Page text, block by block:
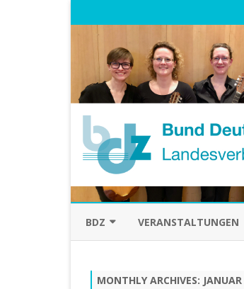
BDZ
VORSTAND
VERANSTALTUNGEN
MONTHLY ARCHIVES: